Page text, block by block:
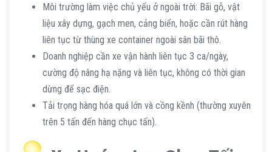
Môi trường làm việc chủ yếu ở ngoài trời: Bãi gỗ, vật
liệu xây dựng, gạch men, cảng biển, hoặc cần rút hàng
liên tục từ thùng xe container ngoài sân bãi thô.
Doanh nghiệp cần xe vận hành liên tục 3 ca/ngày,
cường độ nâng hạ nặng và liên tục, không có thời gian
dừng để sạc điện.
Tải trọng hàng hóa quá lớn và cồng kềnh (thường xuyên
trên 5 tấn đến hàng chục tấn).